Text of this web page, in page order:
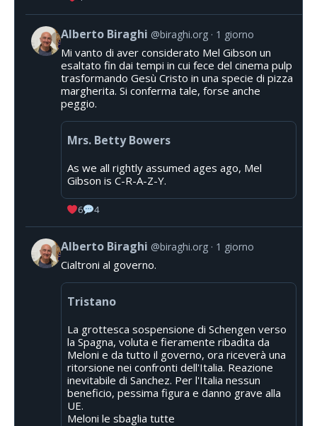
Alberto Biraghi @biraghi.org 1 giorno
Mi vanto di aver considerato Mel Gibson un
esaltato fin dai tempi in cui fece del cinema pulp
trasformando Gesù Cristo in una specie di pizza
margherita. Si conferma tale, forse anche
peggio.
Mrs. Betty Bowers
As we all rightly assumed ages ago, Mel
Gibson is C-R-A-Z-Y.
6 4
Alberto Biraghi @biraghi.org 1 giorno
Cialtroni al governo.
Tristano
La grottesca sospensione di Schengen verso
la Spagna, voluta e fieramente ribadita da
Meloni e da tutto il governo, ora riceverà una
ritorsione nei confronti dell'Italia. Reazione
inevitabile di Sanchez. Per l'Italia nessun
beneficio, pessima figura e danno grave alla
UE.
Meloni le sbaglia tutte